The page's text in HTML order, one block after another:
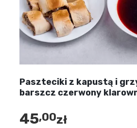
Paszteciki z kapustą i
barszcz czerwony
45,00zł